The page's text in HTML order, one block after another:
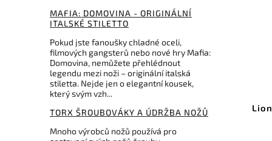
MAFIA: DOMOVINA - ORIGINÁLNÍ
ITALSKÉ STILETTO
Pokud jste fanoušky chladné oceli,
filmových gangsterů nebo nové hry Mafia:
Domovina, nemůžete přehlédnout
legendu mezi noži – originální italská
stiletta. Nejde jen o elegantní kousek,
který svým vzh...
TORX ŠROUBOVÁKY A ÚDRŽBA NOŽŮ
Mnoho výrobců nožů používá pro